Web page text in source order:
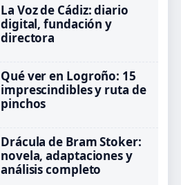
La Voz de Cádiz: diario
digital, fundación y
directora
Qué ver en Logroño: 15
imprescindibles y ruta de
pinchos
Drácula de Bram Stoker:
novela, adaptaciones y
análisis completo